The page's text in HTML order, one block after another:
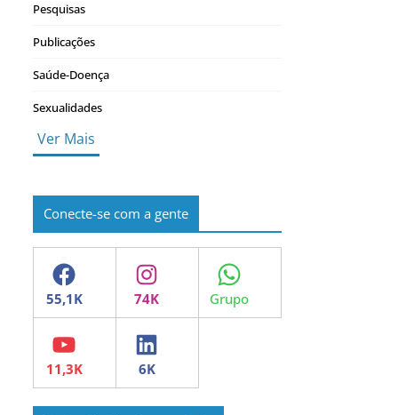
Pesquisas
Publicações
Saúde-Doença
Sexualidades
Ver Mais
Conecte-se com a gente
Facebook Instagram WhatsApp
YouTube LinkedIn